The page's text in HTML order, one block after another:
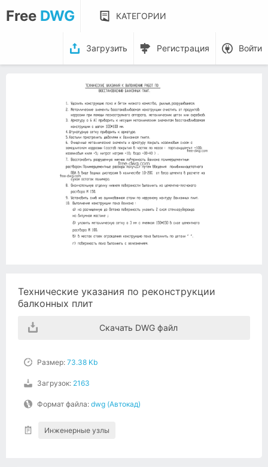
Free DWG КАТЕГОРИИ
Загрузить Регистрация Войти
Технические указания по реконструкции
балконных плит
Скачать DWG файл
Размер: 73.38 Kb
Загрузок: 2163
Формат файла: dwg (Автокад)
Инженерные узлы